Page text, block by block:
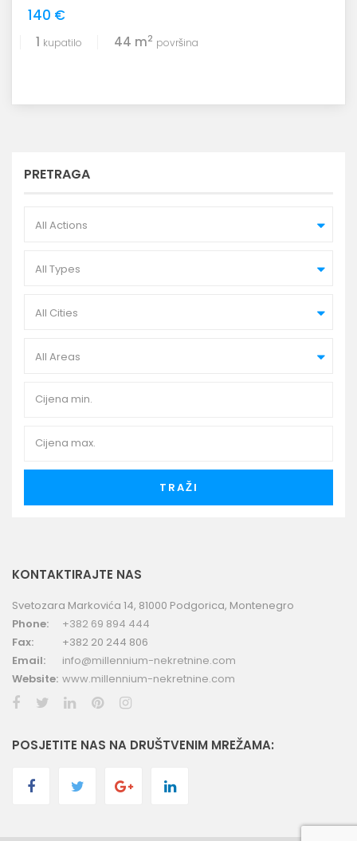
140 €
1 kupatilo 44 m2 površina
PRETRAGA
All Actions
All Types
All Cities
All Areas
TRAŽI
KONTAKTIRAJTE NAS
Svetozara Markovića 14, 81000 Podgorica, Montenegro
Phone:
+382 69 894 444
Fax:
+382 20 244 806
Email:
info@millennium-nekretnine.com
Website: www.millennium-nekretnine.com
POSJETITE NAS NA DRUŠTVENIM MREŽAMA: